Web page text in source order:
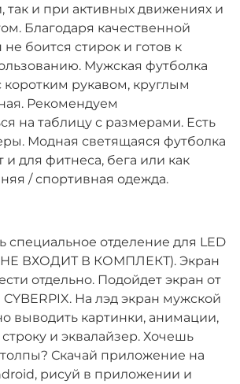
так и при активных движениях и
Благодаря качественной
не боится стирок и готов к
Мужская футболка
коротким рукавом, круглым
Рекомендуем
на таблицу с размерами. Есть
Модная светящаяся футболка
и для фитнеса, бега или как
/ спортивная одежда.
специальное отделение для LED
НЕ ВХОДИТ В КОМПЛЕКТ). Экран
отдельно. Подойдет экран от
CYBERPIX. На лэд экран мужской
выводить картинки, анимации,
и эквалайзер. Хочешь
Скачай приложение на
рисуй в приложении и